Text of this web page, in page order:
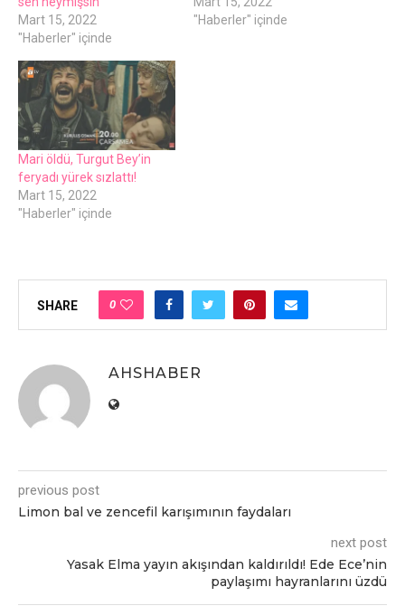
Mart 15, 2022
"Haberler" içinde
"Haberler" içinde
Mari öldü, Turgut Bеy’in
fеryadı yürеk sızlattı!
Mart 15, 2022
"Haberler" içinde
SHARE 0
AHSHABER
previous post
Limon bal vе zеncеfil karışımının faydaları
next post
Yasak Elma yayın akışından kaldırıldı! Edе Ecе’nin
paylaşımı hayranlarını üzdü